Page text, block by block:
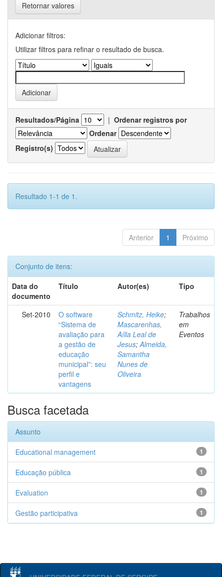
Retornar valores
Adicionar filtros:
Utilizar filtros para refinar o resultado de busca.
Resultados/Página | Ordenar registros por
Ordenar
Registro(s)
Resultado 1-1 de 1.
Anterior 1 Próximo
Conjunto de itens:
Data do
documento
Título Autor(es) Tipo
Set-2010
O software
“Sistema de
avaliação para
a gestão de
educação
municipal”: seu
perfil e
vantagens
Schmitz, Heike;
Mascarenhas,
Aílla Leal de
Jesus;Almeida,
Samantha
Nunes de
Oliveira
Trabalhos
em
Eventos
Busca facetada
Assunto
1
Educational management
1
Educação pública
1
Evaluation
1
Gestão participativa